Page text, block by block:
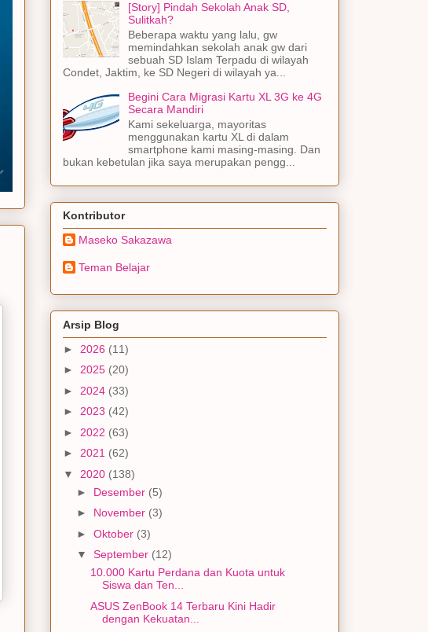
[Story] Pindah Sekolah Anak SD,
Sulitkah?
Beberapa waktu yang lalu, gw
memindahkan sekolah anak gw dari
sebuah SD Islam Terpadu di wilayah
Condet, Jaktim, ke SD Negeri di wilayah ya...
Begini Cara Migrasi Kartu XL 3G ke 4G
Secara Mandiri
Kami sekeluarga, mayoritas
menggunakan kartu XL di dalam
smartphone kami masing-masing. Dan
bukan kebetulan jika saya merupakan pengg...
Kontributor
Maseko Sakazawa
Teman Belajar
Arsip Blog
► 2026 (11)
► 2025 (20)
► 2024 (33)
► 2023 (42)
► 2022 (63)
► 2021 (62)
▼ 2020 (138)
► Desember (5)
► November (3)
► Oktober (3)
▼ September (12)
10.000 Kartu Perdana dan Kuota untuk
Siswa dan Ten...
ASUS ZenBook 14 Terbaru Kini Hadir
dengan Kekuatan...